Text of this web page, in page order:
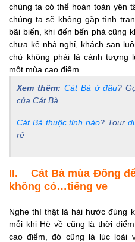
chúng ta có thể hoàn toàn yên
chúng ta sẽ không gặp tình
bãi biển, khi đến bến phà cũng
chưa kể nhà nghỉ, khách sạn
chứ không phải là cảnh tượng
một mùa cao điểm.
Xem thêm: Cát Bà ở đâu?
của Cát Bà
Cát Bà thuộc tỉnh nào? Tour
rẻ
II. Cát Bà mùa Đông
không có…tiếng ve
Nghe thì thật là hài hước đúng
mỗi khi Hè về cũng là thời
cao điểm, đó cũng là lúc loài